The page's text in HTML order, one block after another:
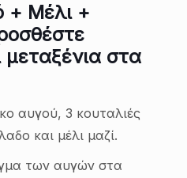
+ Μέλι +
στα
αυγού, 3 κουταλιές
και μέλι μαζί.
των αυγών στα